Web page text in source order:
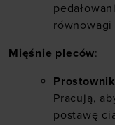
Mięśnie pleców:
Pracują,
postawę